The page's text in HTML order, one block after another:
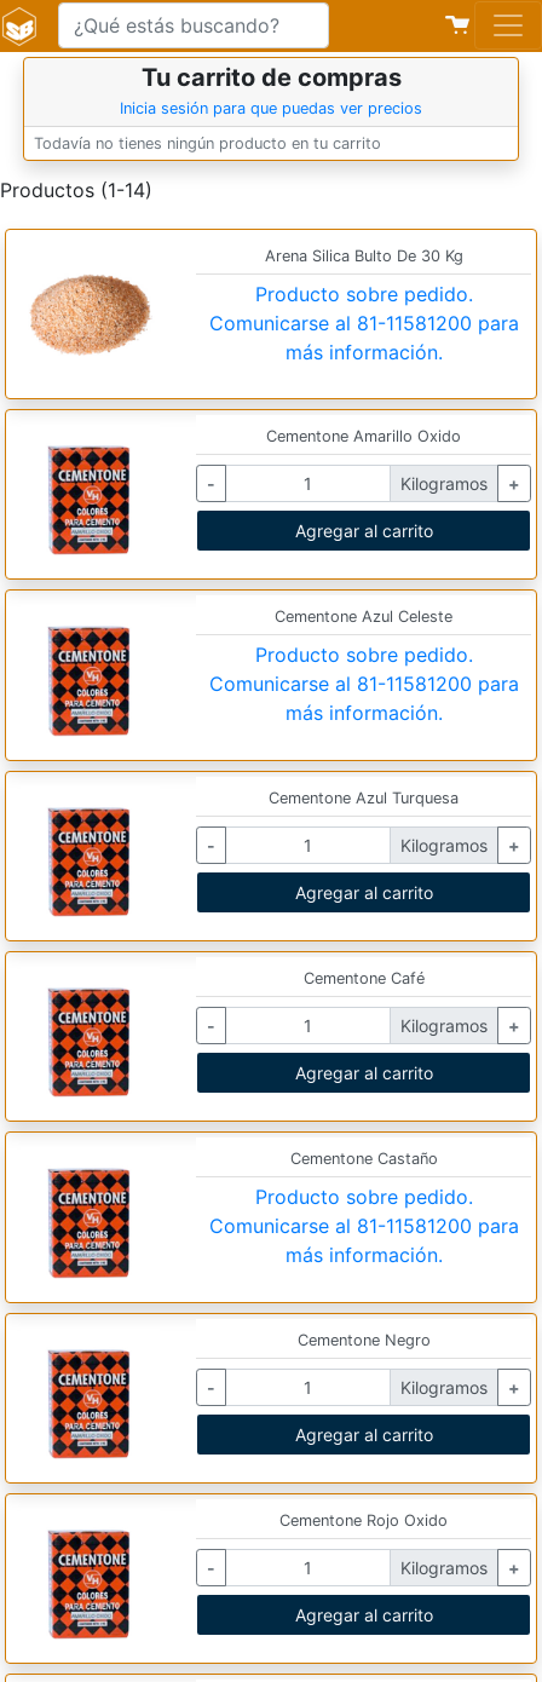
Productos (1-14)
Arena Silica Bulto De 30 Kg
Producto sobre pedido.
Comunicarse al 81-11581200 para
más información.
Cementone Amarillo Oxido
- Kilogramos +
Agregar al carrito
Cementone Azul Celeste
Producto sobre pedido.
Comunicarse al 81-11581200 para
más información.
Cementone Azul Turquesa
- Kilogramos +
Agregar al carrito
Cementone Café
- Kilogramos +
Agregar al carrito
Cementone Castaño
Producto sobre pedido.
Comunicarse al 81-11581200 para
más información.
Cementone Negro
- Kilogramos +
Agregar al carrito
Cementone Rojo Oxido
- Kilogramos +
Agregar al carrito
Tu carrito de compras
Inicia sesión para que puedas ver precios
Todavía no tienes ningún producto en tu carrito